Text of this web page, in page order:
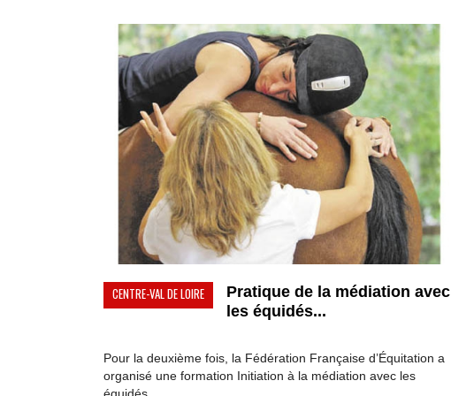
CENTRE-VAL DE LOIRE
Pratique de la médiation avec
les équidés...
Pour la deuxième fois, la Fédération Française d’Équitation a
organisé une formation Initiation à la médiation avec les